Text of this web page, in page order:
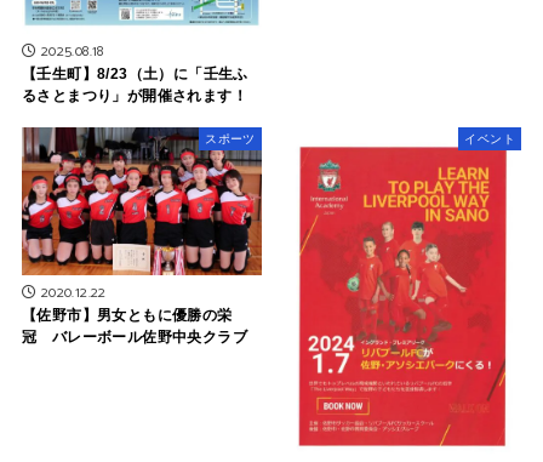
2025.08.18
【壬生町】8/23（土）に「壬生ふ
るさとまつり」が開催されます！
スポーツ
2020.12.22
【佐野市】男女ともに優勝の栄
冠 バレーボール佐野中央クラブ
イベント